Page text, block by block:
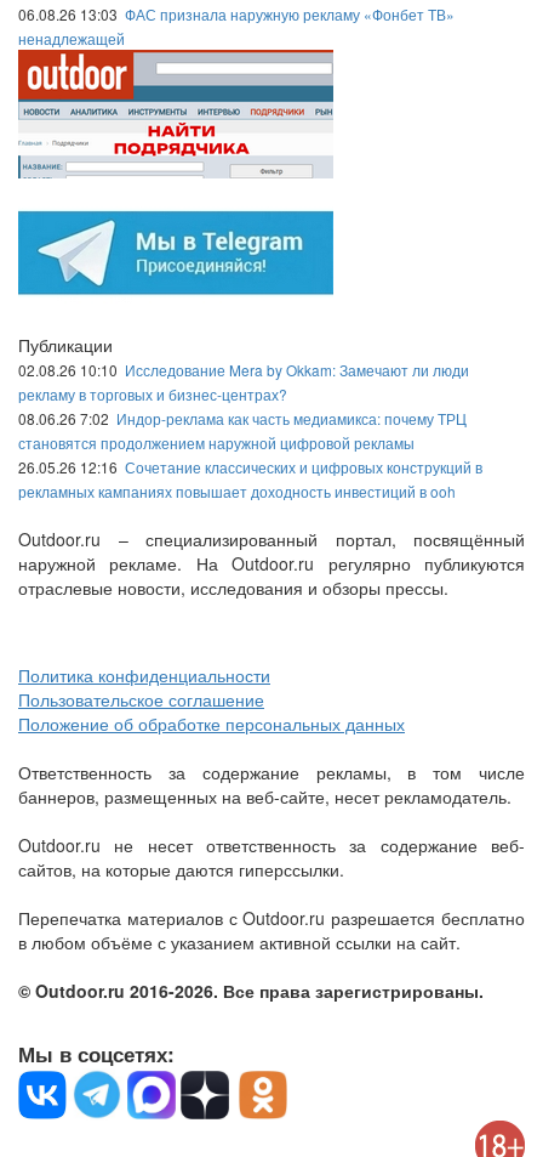
06.08.26 13:03 ФАС признала наружную рекламу «Фонбет ТВ»
ненадлежащей
Публикации
02.08.26 10:10 Исследование Mera by Okkam: Замечают ли люди
рекламу в торговых и бизнес-центрах?
08.06.26 7:02 Индор-реклама как часть медиамикса: почему ТРЦ
становятся продолжением наружной цифровой рекламы
26.05.26 12:16 Сочетание классических и цифровых конструкций в
рекламных кампаниях повышает доходность инвестиций в ooh
Outdoor.ru – специализированный портал, посвящённый
наружной рекламе. На Outdoor.ru регулярно публикуются
отраслевые новости, исследования и обзоры прессы.
Политика конфиденциальности
Пользовательское соглашение
Положение об обработке персональных данных
Ответственность за содержание рекламы, в том числе
баннеров, размещенных на веб-сайте, несет рекламодатель.
Outdoor.ru не несет ответственность за содержание веб-
сайтов, на которые даются гиперссылки.
Перепечатка материалов с Outdoor.ru разрешается бесплатно
в любом объёме с указанием активной ссылки на сайт.
© Outdoor.ru 2016-2026. Все права зарегистрированы.
Мы в соцсетях: